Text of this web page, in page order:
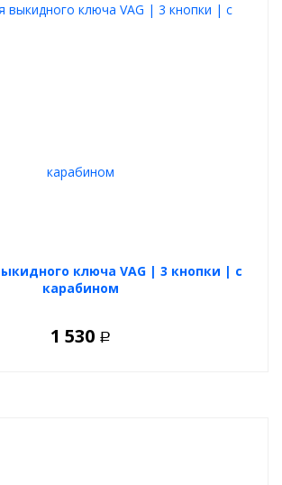
ключиили брелок.Ключ
будет соприкасаться с другими ключами или
ключа VAG | 3 кнопки | с
карабином
1 530 Р